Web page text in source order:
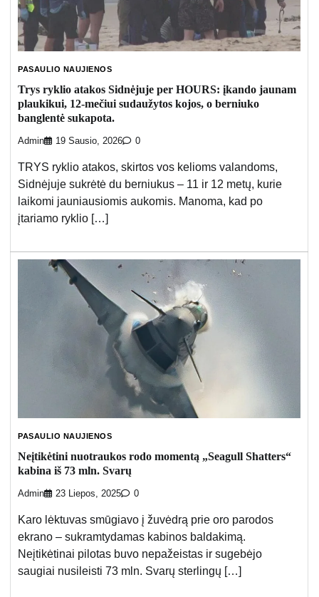
PASAULIO NAUJIENOS
Trys ryklio atakos Sidnėjuje per HOURS: įkando jaunam
plaukikui, 12-mečiui sudaužytos kojos, o berniuko
banglentė sukapota.
Admin 19 Sausio, 2026 0
TRYS ryklio atakos, skirtos vos kelioms valandoms,
Sidnėjuje sukrėtė du berniukus – 11 ir 12 metų, kurie
laikomi jauniausiomis aukomis. Manoma, kad po
įtariamo ryklio […]
PASAULIO NAUJIENOS
Neįtikėtini nuotraukos rodo momentą „Seagull Shatters“
kabina iš 73 mln. Svarų
Admin 23 Liepos, 2025 0
Karo lėktuvas smūgiavo į žuvėdrą prie oro parodos
ekrano – sukramtydamas kabinos baldakimą.
Neįtikėtinai pilotas buvo nepažeistas ir sugebėjo
saugiai nusileisti 73 mln. Svarų sterlingų […]